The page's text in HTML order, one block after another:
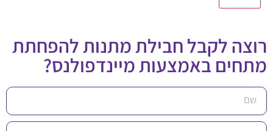
רוצה לקבל חבילת מתנות להפחתת
מתחים באמצעות מיינדפולנס?